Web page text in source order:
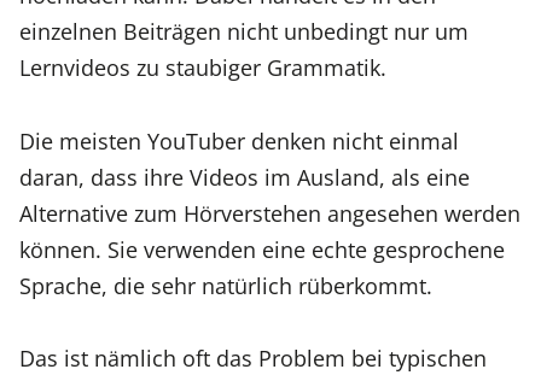
einzelnen Beiträgen nicht unbedingt nur um
Lernvideos zu staubiger Grammatik.
Die meisten YouTuber denken nicht einmal
daran, dass ihre Videos im Ausland, als eine
Alternative zum Hörverstehen angesehen werden
können. Sie verwenden eine echte gesprochene
Sprache, die sehr natürlich rüberkommt.
Das ist nämlich oft das Problem bei typischen